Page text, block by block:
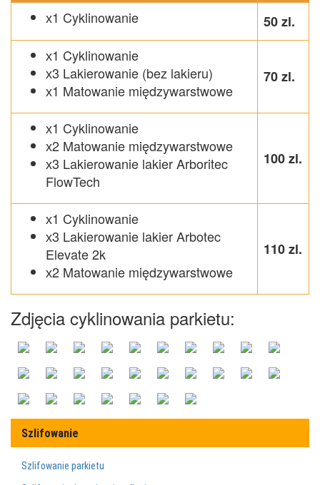
Szlifowanie
Szlifowanie parkietu
х1 Cyklinowanie
50 zl.
х1 Cyklinowanie
х3 Lakierowanie (bez lakieru)
х1 Matowanie międzywarstwowe
70 zl.
х1 Cyklinowanie
х2 Matowanie międzywarstwowe
х3 Lakierowanie lakier Arboritec
FlowTech
100 zl.
х1 Cyklinowanie
х3 Lakierowanie lakier Arbotec
Elevate 2k
х2 Matowanie międzywarstwowe
110 zl.
Zdjęcia cyklinowania parkietu: